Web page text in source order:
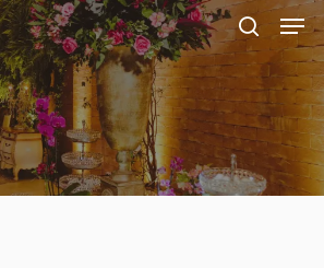
search
Menu
Close
Filters
Menu